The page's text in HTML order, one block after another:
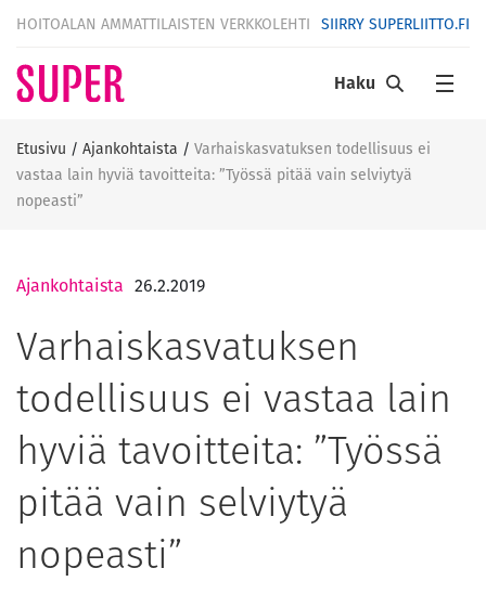
HOITOALAN AMMATTILAISTEN VERKKOLEHTI SIIRRY SUPERLIITTO.FI
Haku
Etusivu / Ajankohtaista / Varhaiskasvatuksen todellisuus ei
vastaa lain hyviä tavoitteita: ”Työssä pitää vain selviytyä
nopeasti”
Ajankohtaista 26.2.2019
Varhaiskasvatuksen
todellisuus ei vastaa lain
hyviä tavoitteita: ”Työssä
pitää vain selviytyä
nopeasti”